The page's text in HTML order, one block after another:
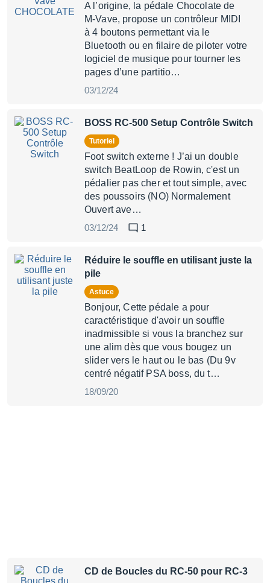
A l’origine, la pédale Chocolate de
M-Vave, propose un contrôleur MIDI
à 4 boutons permettant via le
Bluetooth ou en filaire de piloter votre
logiciel de musique pour tourner les
pages d’une partitio…
03/12/24
BOSS RC-500 Setup Contrôle Switch
Tutoriel
Foot switch externe ! J’ai un double
switch BeatLoop de Rowin, c'est un
pédalier pas cher et tout simple, avec
des poussoirs (NO) Normalement
Ouvert ave…
03/12/24
1
Réduire le souffle en utilisant juste la
pile
Astuce
Bonjour, Cette pédale a pour
caractéristique d'avoir un souffle
inadmissible si vous la branchez sur
une alim dès que vous bougez un
slider vers le haut ou le bas (Du 9v
centré négatif PSA boss, du t…
18/09/20
CD de Boucles du RC-50 pour RC-3